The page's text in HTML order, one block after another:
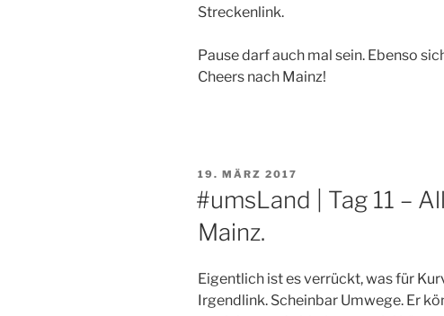
Streckenlink.
Pause darf auch mal sein. Ebenso
Cheers nach Mainz!
VERÖFFENTLICHT
AM
19. MÄRZ 2017
#umsLand | Tag 11 –
Mainz.
Eigentlich ist es verrückt, was für
Irgendlink. Scheinbar Umwege. Er